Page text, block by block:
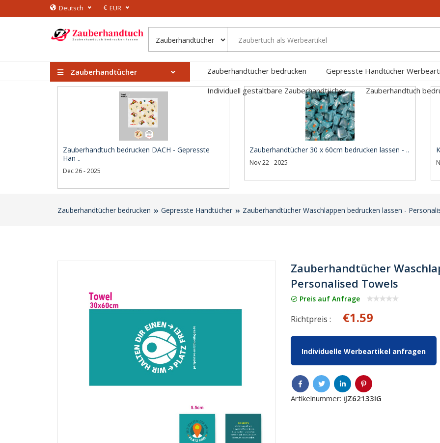
Deutsch € EUR
Zauberhandtücher Zauberhandtücher bedrucken Gepresste Handtücher
Individuell gestaltbare Zauberhandtücher
Zauberhandtuch
Zauberhandtuch bedrucken DACH - Gepresste
Han ..
Dec 26 - 2025
Zauberhandtücher 30 x 60cm bedrucken lassen - ..
Nov 22 - 2025
Zauberhandtücher bedrucken Gepresste Handtücher Zauberhandtücher Waschlappen bedrucken lassen -
Zauberhandtücher
Personalised Towels
Preis auf Anfrage
Richtpreis : €1.59
Individuelle Werbeartikel anfragen
Artikelnummer: iJZ62133IG